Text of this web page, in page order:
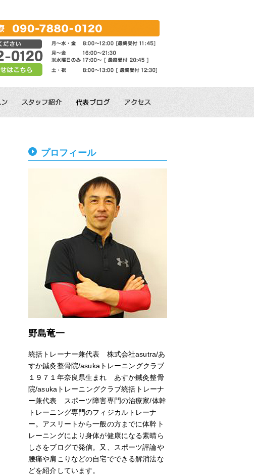
プロフィール
野島竜一
統括トレーナー兼代表 株式会社asutra/あ
すか鍼灸整骨院/asukaトレーニングクラブ
１９７１年奈良県生まれ あすか鍼灸整骨
院/asukaトレーニングクラブ統括トレーナ
ー兼代表 スポーツ障害専門の治療家/体幹
トレーニング専門のフィジカルトレーナ
ー。アスリートから一般の方までに体幹ト
レーニングにより身体が健康になる素晴ら
しさをブログで発信。又、スポーツ評論や
腰痛や肩こりなどの自宅でできる解消法な
どを紹介しています。